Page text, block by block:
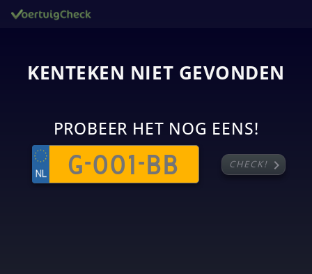
KENTEKEN NIET GEVONDEN
PROBEER HET NOG EENS!
CHECK! chevron_right